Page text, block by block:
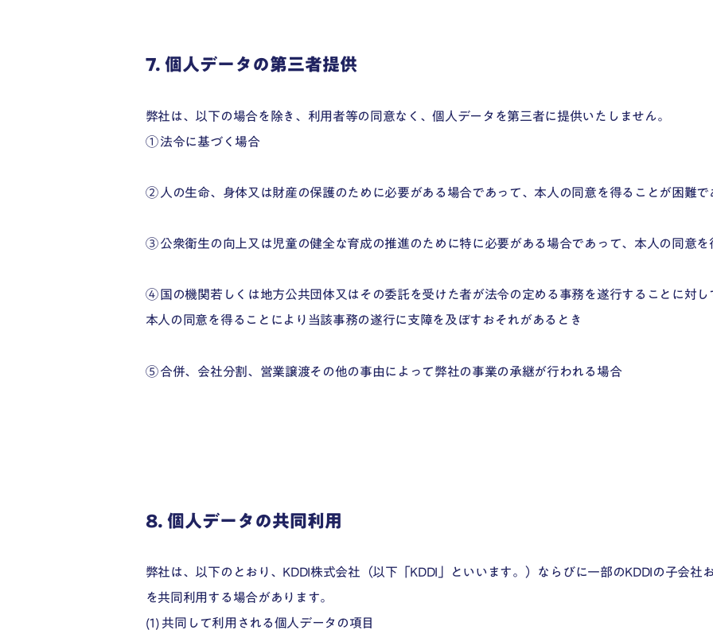
7. 個人データの第三者提供
弊社は、以下の場合を除き、利用者等の同意なく、個人データを第三者に提供いたしません。
① 法令に基づく場合
② 人の生命、身体又は財産の保護のために必要がある場合であって、本人の同意を得ることが困難で
③ 公衆衛生の向上又は児童の健全な育成の推進のために特に必要がある場合であって、本人の同意を
④ 国の機関若しくは地方公共団体又はその委託を受けた者が法令の定める事務を遂行することに対し
本人の同意を得ることにより当該事務の遂行に支障を及ぼすおそれがあるとき
⑤ 合併、会社分割、営業譲渡その他の事由によって弊社の事業の承継が行われる場合
8. 個人データの共同利用
弊社は、以下のとおり、KDDI株式会社（以下「KDDI」といいます。）ならびに一部のKDDIの子会社
を共同利用する場合があります。
(1) 共同して利用される個人データの項目